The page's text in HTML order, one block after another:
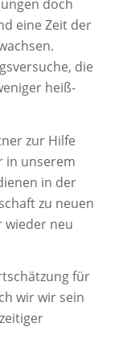
doch
eine Zeit der
die
heiß-
zur Hilfe
in unserem
in der
zu neuen
wieder neu
für
wir wir sein